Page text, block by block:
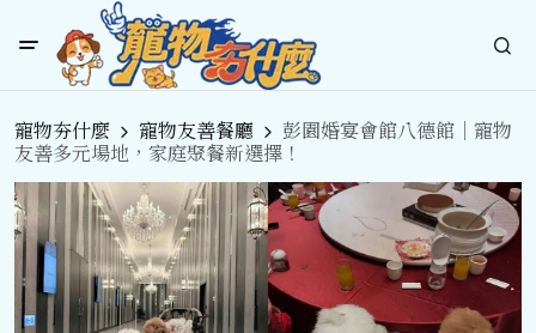
寵物夯什麼 寵物友善餐廳
彭園婚宴會館八德館｜寵物
友善多元場地，家庭聚餐新選擇！